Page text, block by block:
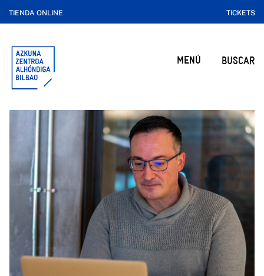
TIENDA ONLINE TICKETS
MENÚ BUSCAR